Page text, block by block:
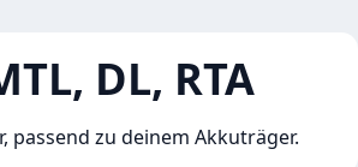
DL, RTA
passend zu deinem Akkuträger.